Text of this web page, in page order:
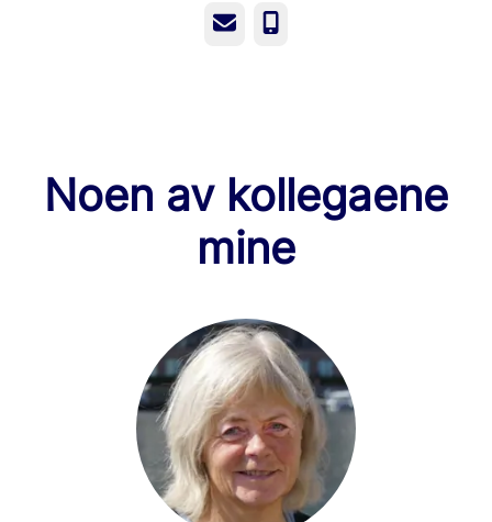
E-postTelefonnummer
Noen av kollegaene
mine